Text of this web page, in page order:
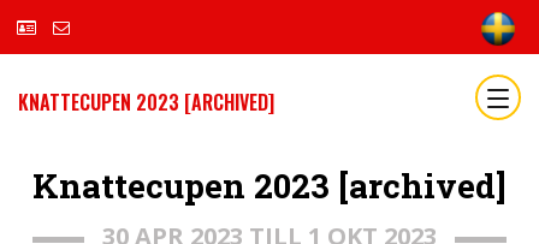
KNATTECUPEN 2023 [ARCHIVED]
Knattecupen 2023 [archived]
30 APR 2023 TILL 1 OKT 2023